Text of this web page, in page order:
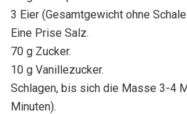
3 Eier (Gesamtgewicht ohne
Eine Prise Salz.
70 g Zucker.
10 g Vanillezucker.
Schlagen, bis sich die Masse 3-4
Minuten).